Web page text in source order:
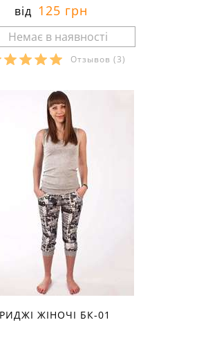
від 125 грн
Отзывов (3)
ЖІНОЧІ БК-01